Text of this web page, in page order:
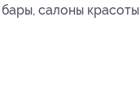
салоны красоты